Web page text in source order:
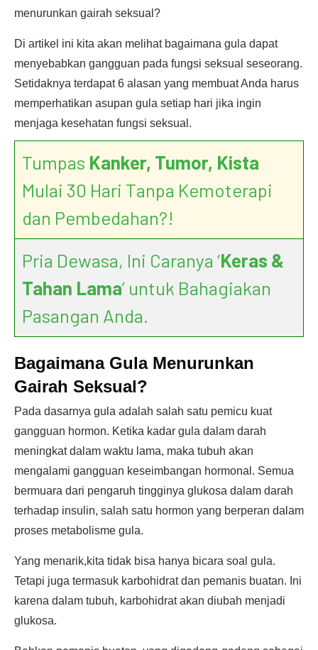
menurunkan gairah seksual?
Di artikel ini kita akan melihat bagaimana gula dapat
menyebabkan gangguan pada fungsi seksual seseorang.
Setidaknya terdapat 6 alasan yang membuat Anda harus
memperhatikan asupan gula setiap hari jika ingin
menjaga kesehatan fungsi seksual.
Tumpas Kanker, Tumor, Kista
Mulai 30 Hari Tanpa Kemoterapi
dan Pembedahan?!
Pria Dewasa, Ini Caranya ‘Keras &
Tahan Lama’ untuk Bahagiakan
Pasangan Anda.
Bagaimana Gula Menurunkan
Gairah Seksual?
Pada dasarnya gula adalah salah satu pemicu kuat
gangguan hormon. Ketika kadar gula dalam darah
meningkat dalam waktu lama, maka tubuh akan
mengalami gangguan keseimbangan hormonal. Semua
bermuara dari pengaruh tingginya glukosa dalam darah
terhadap insulin, salah satu hormon yang berperan dalam
proses metabolisme gula.
Yang menarik,kita tidak bisa hanya bicara soal gula.
Tetapi juga termasuk karbohidrat dan pemanis buatan. Ini
karena dalam tubuh, karbohidrat akan diubah menjadi
glukosa.